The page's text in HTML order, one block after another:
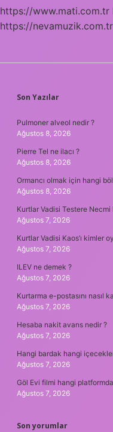
https://www.mati.com.tr
https://nevamuzik.com.tr
SIDEBAR
Son Yazılar
Pulmoner alveol nedir ?
Ağustos 8, 2026
Pierre Tel ne ilacı ?
Ağustos 8, 2026
Ormancı olmak için hangi
Ağustos 8, 2026
Kurtlar Vadisi Testere Necmi
Ağustos 7, 2026
Kurtlar Vadisi Kaos’ı kimler
Ağustos 7, 2026
ILEV ne demek ?
Ağustos 7, 2026
Kurtarma e-postasını nasıl
Ağustos 7, 2026
Hesaba nakit avans nedir ?
Ağustos 7, 2026
Hangi bardak hangi
Ağustos 7, 2026
Göl Evi filmi hangi
Ağustos 7, 2026
Son yorumlar